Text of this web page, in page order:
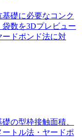
礎に必要なコンク
数を3Dプレビュー
ドポンド法に対
の型枠接触面積、
トル法・ヤードポ